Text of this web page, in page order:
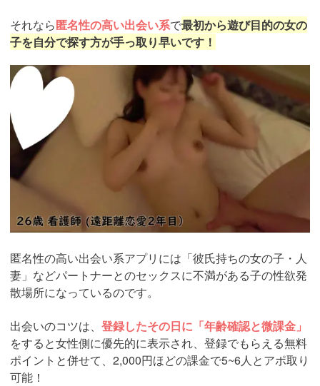
それなら匿名性の高い出会い系で最初から遊び目的の女の
子を自分で探す方が手っ取り早いです！
https://pcmax.jp/lp/?
ad_id=rm307152
匿名性の高い出会い系アプリには「彼氏持ちの女の子・人
妻」などパートナーとのセックスに不満がある子の性欲発
散場所になっているのです。
出会いのコツは、 登録したその日に「年齢確認と微課金」
をすると女性側に優先的に表示され、登録でもらえる無料
ポイントと併せて、2,000円ほどの課金で5~6人とアポ取り
可能！